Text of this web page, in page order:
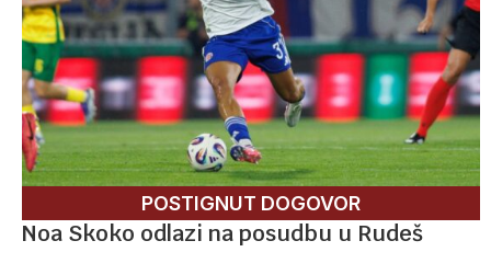
POSTIGNUT DOGOVOR
Noa Skoko odlazi na posudbu u Rudeš